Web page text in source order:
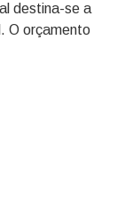
destina-se a
O orçamento